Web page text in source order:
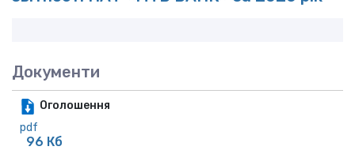
Документи
Оголошення
pdf
96 Кб